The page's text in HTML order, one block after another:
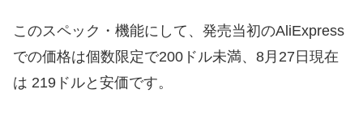
このスペック・機能にして、発売当初のAliExpress
での価格は個数限定で200ドル未満、8月27日現在
は 219ドルと安価です。